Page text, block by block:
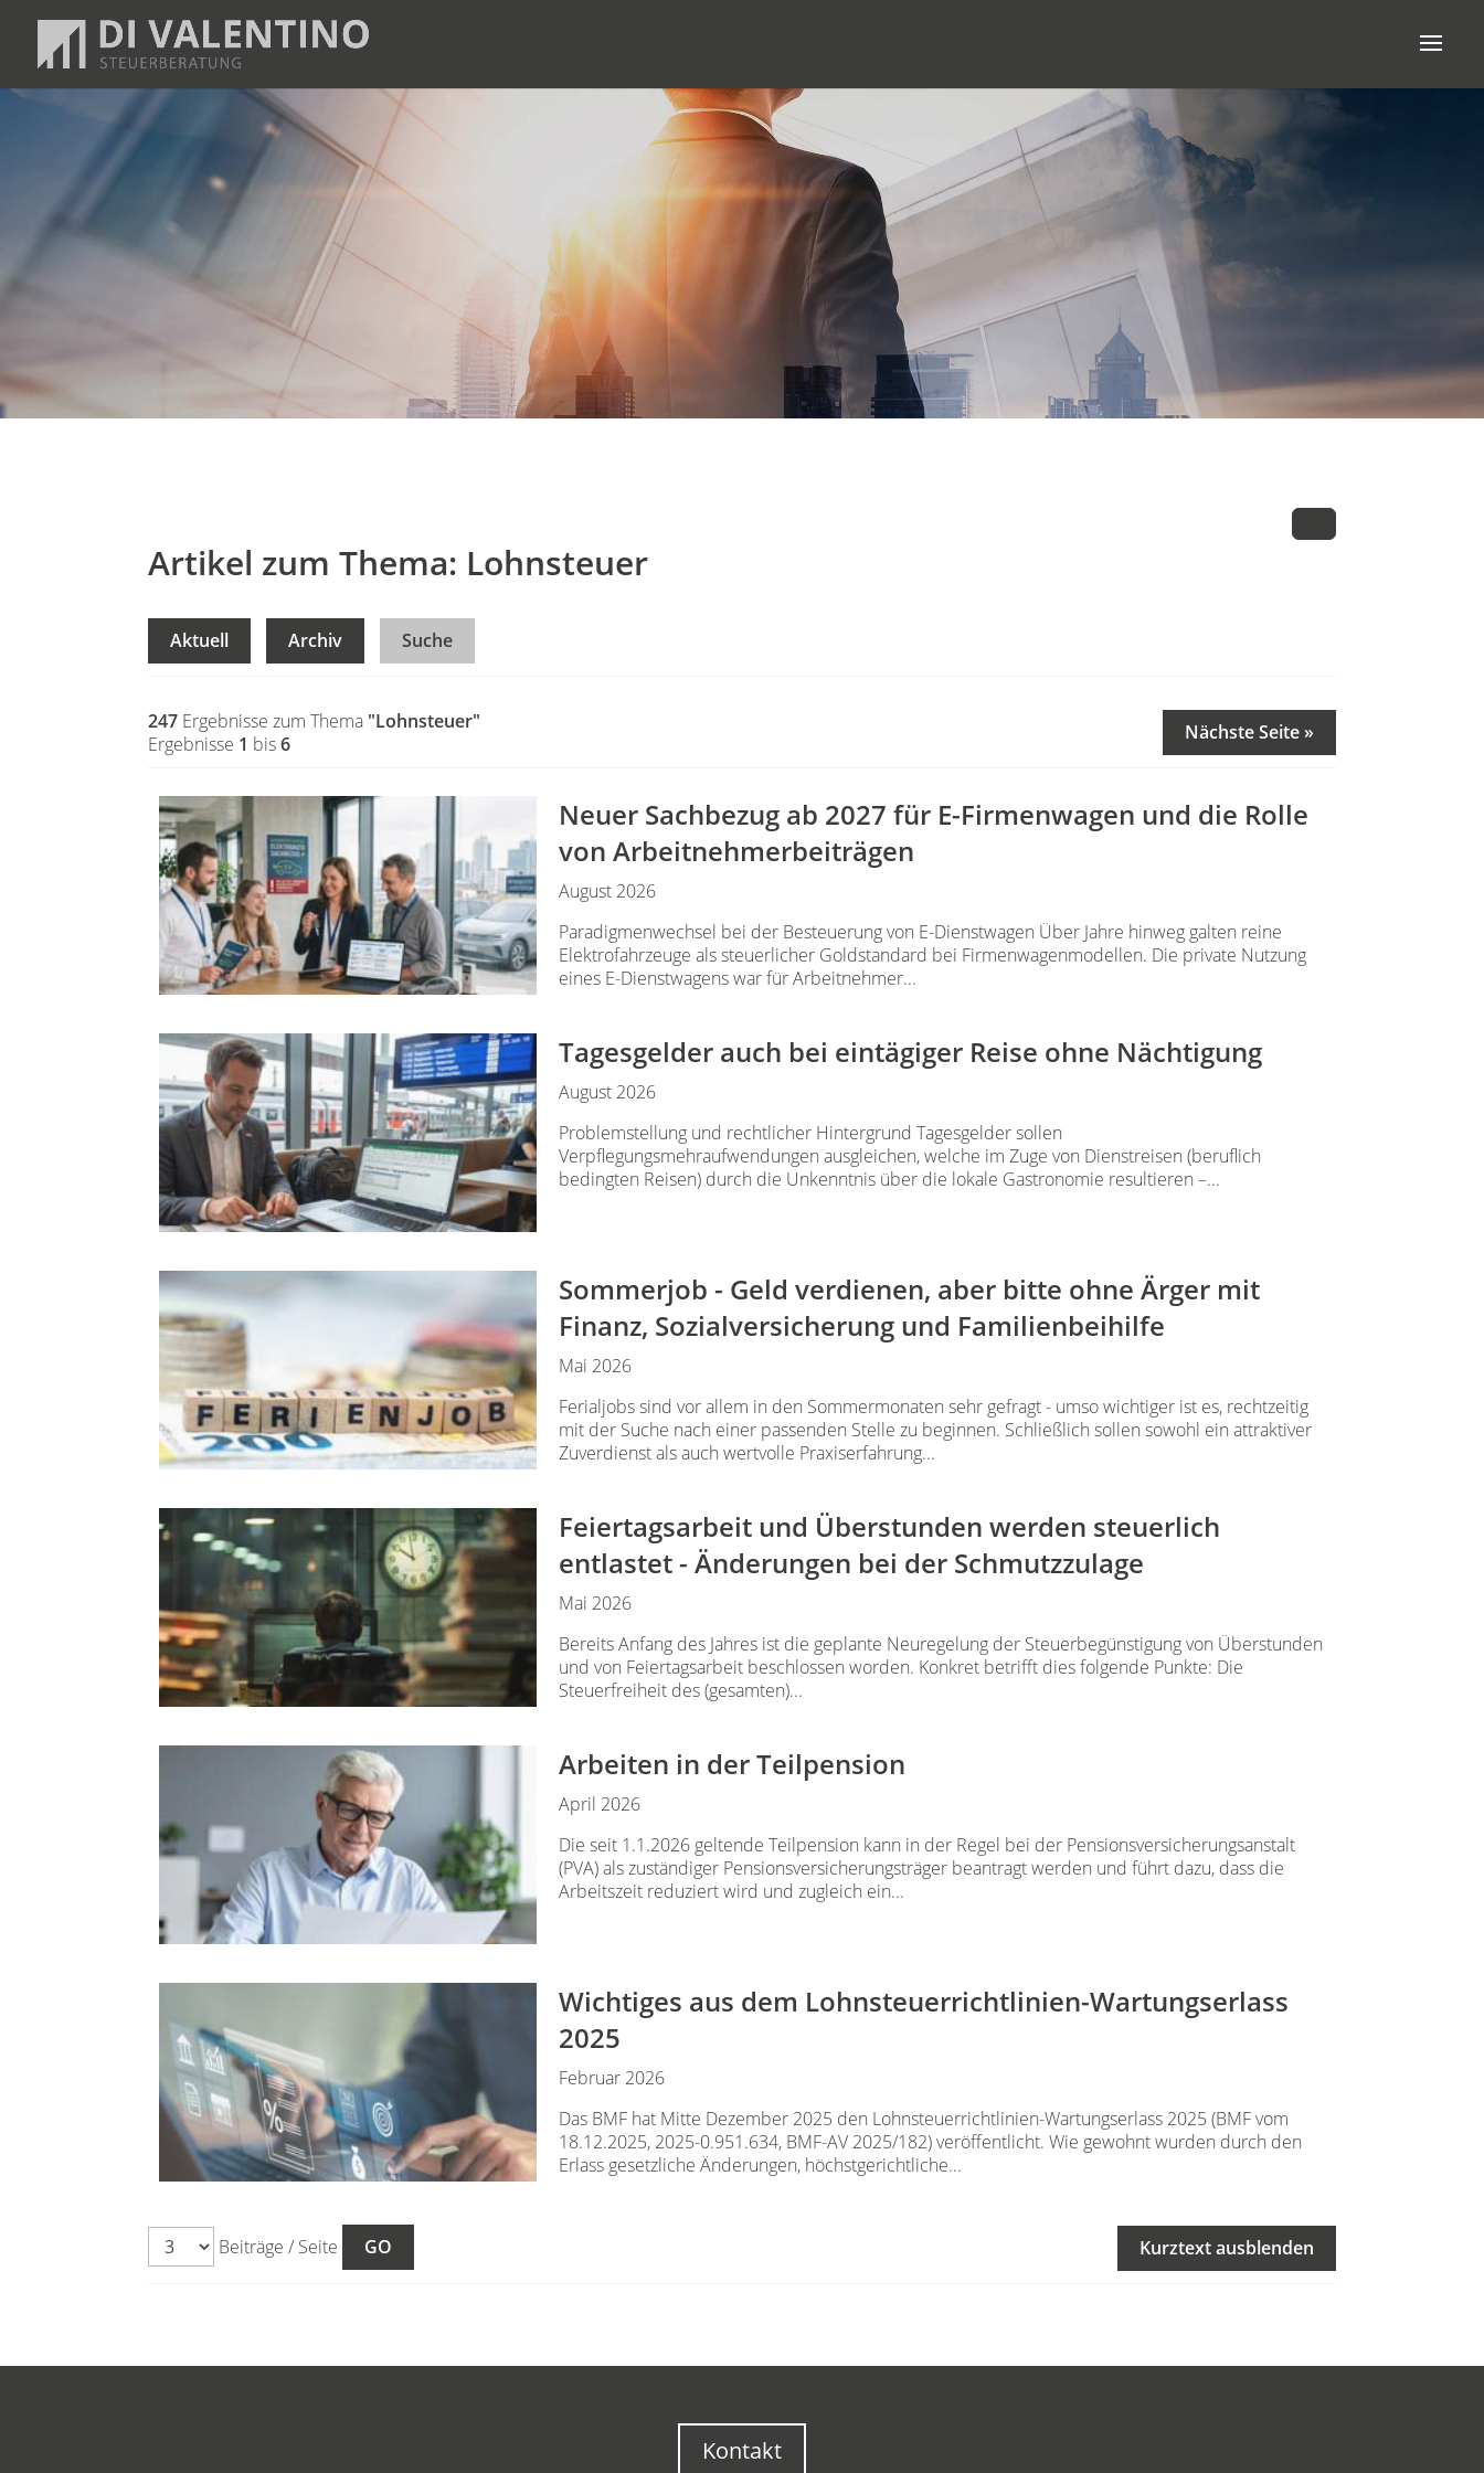
Artikel zum Thema: Lohnsteuer
Aktuell Archiv Suche
247 Ergebnisse zum Thema "Lohnsteuer"
Ergebnisse 1 bis6 Nächste Seite »
Neuer Sachbezug ab 2027 für E-Firmenwagen und die Rolle
von Arbeitnehmer​­beiträgen
August 2026
Paradigmenwechsel bei der Besteuerung von E-Dienstwagen Über Jahre hinweg galten reine
Elektrofahrzeuge als steuerlicher Goldstandard bei Firmenwagenmodellen. Die private Nutzung
eines E-Dienstwagens war für Arbeitnehmer...
Tagesgelder auch bei eintägiger Reise ohne Nächtigung
August 2026
Problemstellung und rechtlicher Hintergrund Tagesgelder sollen
Verpflegungsmehraufwendungen ausgleichen, welche im Zuge von Dienstreisen (beruflich
bedingten Reisen) durch die Unkenntnis über die lokale Gastronomie resultieren –...
Sommerjob - Geld verdienen, aber bitte ohne Ärger mit
Finanz, Sozialversicherung und Familienbeihilfe
Mai 2026
Ferialjobs sind vor allem in den Sommermonaten sehr gefragt - umso wichtiger ist es, rechtzeitig
mit der Suche nach einer passenden Stelle zu beginnen. Schließlich sollen sowohl ein attraktiver
Zuverdienst als auch wertvolle Praxiserfahrung...
Feiertagsarbeit und Überstunden werden steuerlich
entlastet - Änderungen bei der Schmutzzulage
Mai 2026
Bereits Anfang des Jahres ist die geplante Neuregelung der Steuerbegünstigung von Überstunden
und von Feiertagsarbeit beschlossen worden. Konkret betrifft dies folgende Punkte: Die
Steuerfreiheit des (gesamten)...
Arbeiten in der Teilpension
April 2026
Die seit 1.1.2026 geltende Teilpension kann in der Regel bei der Pensionsversicherungsanstalt
(PVA) als zuständiger Pensionsversicherungsträger beantragt werden und führt dazu, dass die
Arbeitszeit reduziert wird und zugleich ein...
Wichtiges aus dem Lohnsteuerrichtlinien-Wartungserlass
2025
Februar 2026
Das BMF hat Mitte Dezember 2025 den Lohnsteuerrichtlinien-Wartungserlass 2025 (BMF vom
18.12.2025, 2025-0.951.634, BMF-AV 2025/182) veröffentlicht. Wie gewohnt wurden durch den
Erlass gesetzliche Änderungen, höchstgerichtliche...
Beiträge / Seite Kurztext ausblenden
Kontakt